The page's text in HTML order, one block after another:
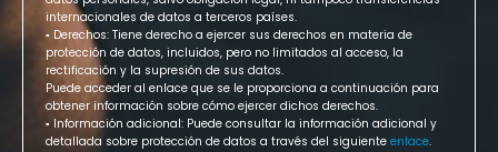
internacionales de datos a terceros países.
▪ Derechos: Tiene derecho a ejercer sus derechos en materia de
protección de datos, incluidos, pero no limitados al acceso, la
rectificación y la supresión de sus datos.
Puede acceder al enlace que se le proporciona a continuación para
obtener información sobre cómo ejercer dichos derechos.
▪ Información adicional: Puede consultar la información adicional y
detallada sobre protección de datos a través del siguiente enlace.